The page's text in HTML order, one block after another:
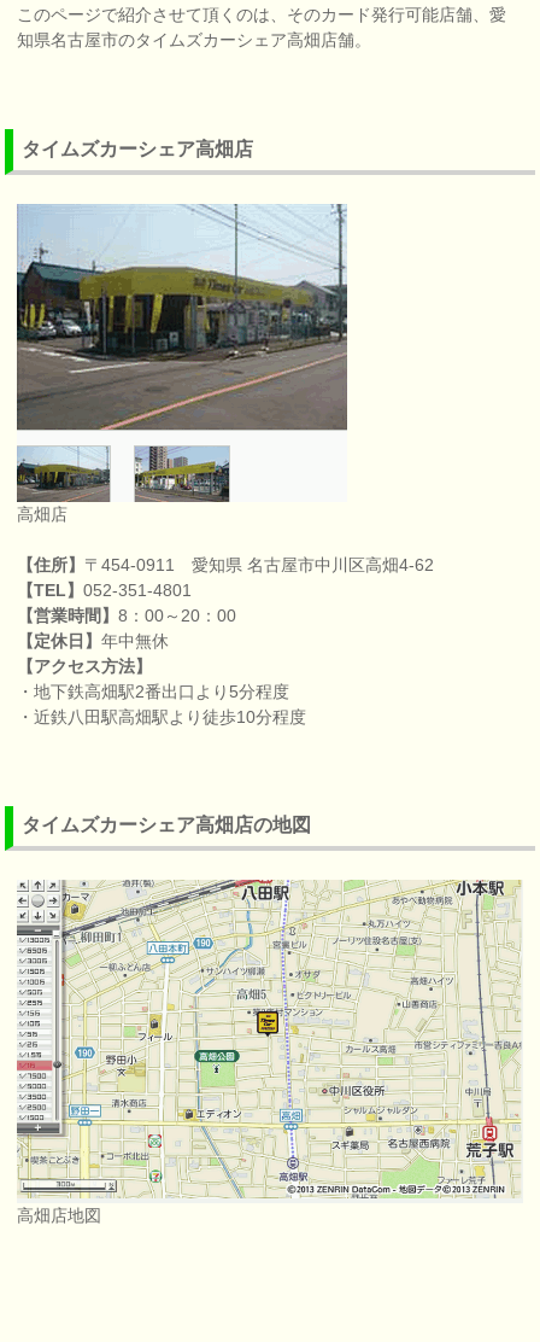
このページで紹介させて頂くのは、そのカード発行可能店舗、愛
知県名古屋市のタイムズカーシェア高畑店舗。
タイムズカーシェア高畑店
高畑店
【住所】 〒454-0911 愛知県 名古屋市中川区高畑4-62
【TEL】052-351-4801
【営業時間】8：00～20：00
【定休日】年中無休
【アクセス方法】
・地下鉄高畑駅2番出口より5分程度
・近鉄八田駅高畑駅より徒歩10分程度
タイムズカーシェア高畑店の地図
高畑店地図